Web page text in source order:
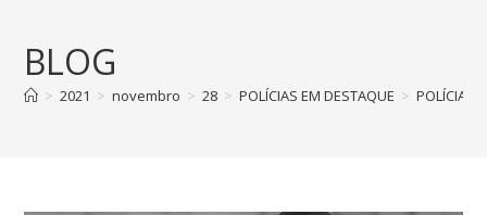
BLOG
> 2021 > novembro > 28 > POLÍCIAS EM DESTAQUE > POLÍCIAS